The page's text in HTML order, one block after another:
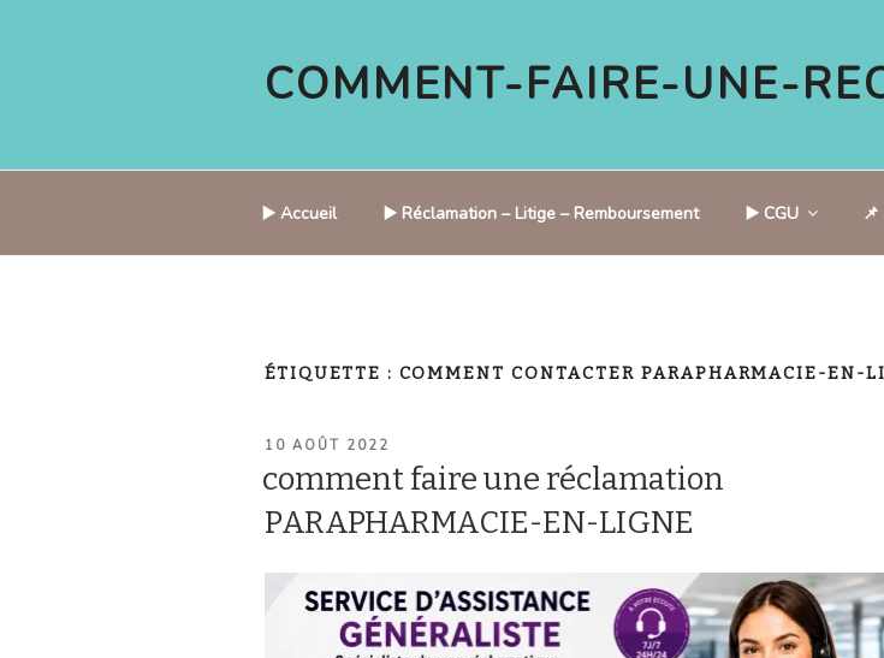
COMMENT-FAIRE-UNE-
▶️ Accueil ▶️ Réclamation – Litige – Remboursement ▶️ CGU
ÉTIQUETTE : COMMENT CONTACTER PARAPHARMACIE-EN-
PUBLIÉ
10 AOÛT 2022
comment faire une réclamation
PARAPHARMACIE-EN-LIGNE